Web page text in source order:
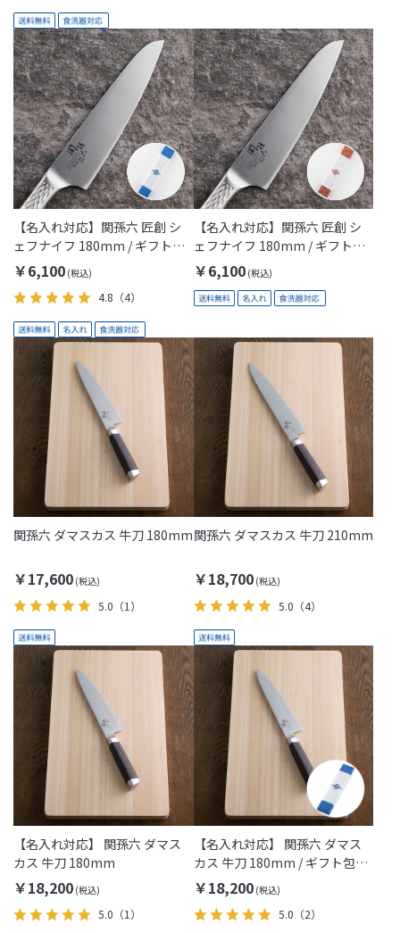
【名入れ対応】関孫六 匠創 シ
ェフナイフ 180mm / ギフト包
装付き(KAI Gift)
￥6,100
4.8 （4）
【名入れ対応】関孫六 匠創 シ
ェフナイフ 180mm / ギフト包
装付き(Thanks Mom)
￥6,100
関孫六 ダマスカス 牛刀 180mm
￥17,600
5.0 （1）
関孫六 ダマスカス 牛刀 210mm
￥18,700
5.0 （4）
【名入れ対応】 関孫六 ダマス
カス 牛刀 180mm
￥18,200
5.0 （1）
【名入れ対応】 関孫六 ダマス
カス 牛刀 180mm / ギフト包装
付き(KAI Gift)
￥18,200
5.0 （2）